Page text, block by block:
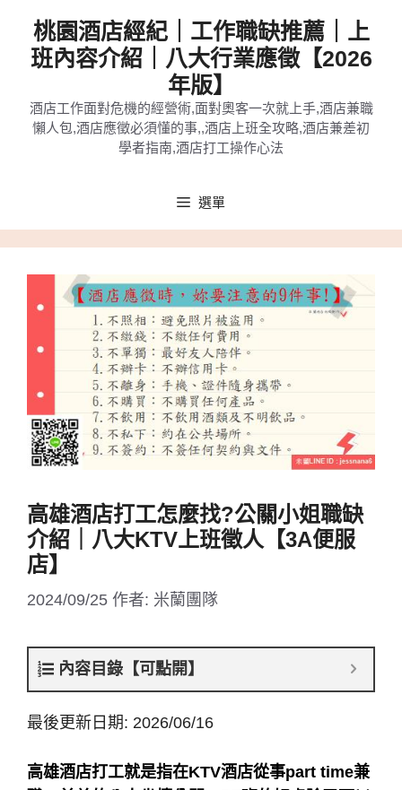
桃園酒店經紀｜工作職缺推薦｜上
班內容介紹｜八大行業應徵【2026
年版】
酒店工作面對危機的經營術,面對奧客一次就上手,酒店兼職
懶人包,酒店應徵必須懂的事,,酒店上班全攻略,酒店兼差初
學者指南,酒店打工操作心法
選單
高雄酒店打工怎麼找?公關小姐職缺
介紹｜八大KTV上班徵人【3A便服
店】
2024/09/25 作者: 米蘭團隊
內容目錄【可點開】
最後更新日期: 2026/06/16
高雄酒店打工就是指在KTV酒店從事part time兼